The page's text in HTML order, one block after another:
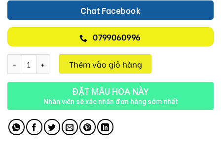
Chat Facebook
0799060996
Chậu Lan Hồng M175 số lượngThêm vào giỏ hàng
ĐẶT MẪU HOA NÀY
Nhân viên sẽ xác nhận đơn hàng sớm nhất